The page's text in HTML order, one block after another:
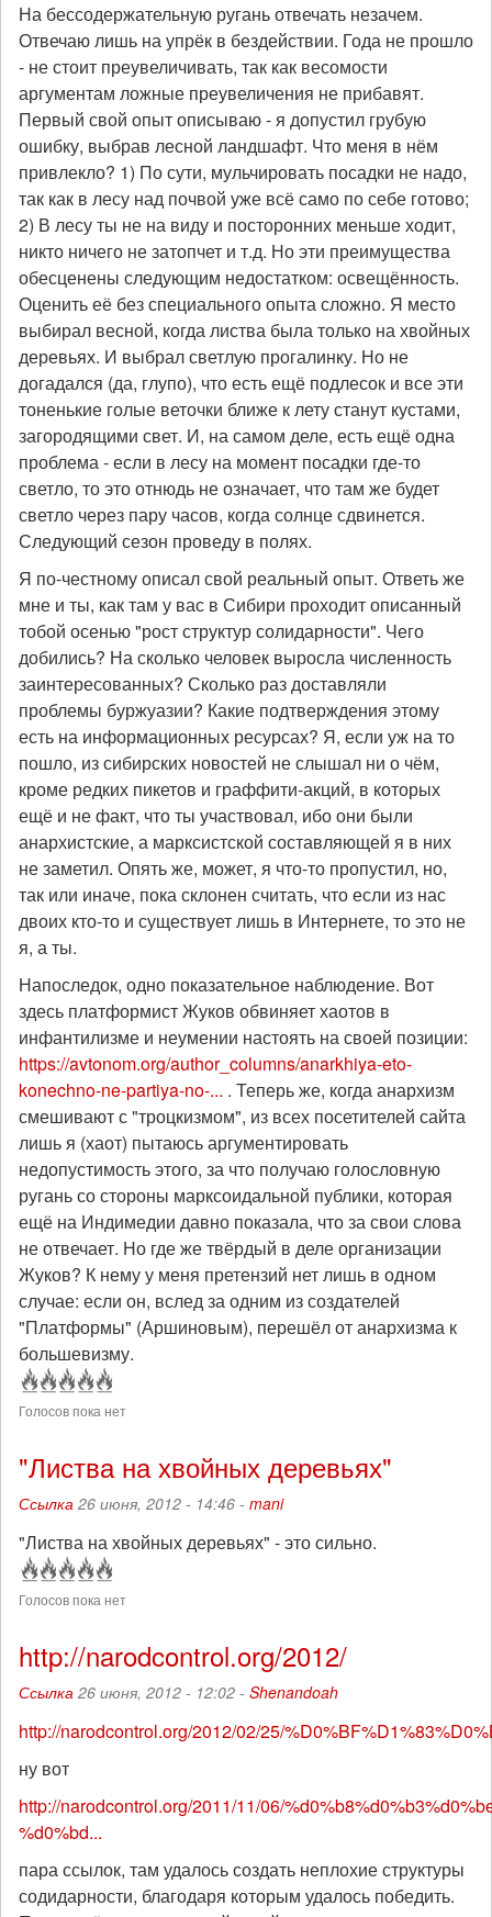
На бессодержательную ругань отвечать незачем.
Отвечаю лишь на упрёк в бездействии. Года не прошло
- не стоит преувеличивать, так как весомости
аргументам ложные преувеличения не прибавят.
Первый свой опыт описываю - я допустил грубую
ошибку, выбрав лесной ландшафт. Что меня в нём
привлекло? 1) По сути, мульчировать посадки не надо,
так как в лесу над почвой уже всё само по себе готово;
2) В лесу ты не на виду и посторонних меньше ходит,
никто ничего не затопчет и т.д. Но эти преимущества
обесценены следующим недостатком: освещённость.
Оценить её без специального опыта сложно. Я место
выбирал весной, когда листва была только на хвойных
деревьях. И выбрал светлую прогалинку. Но не
догадался (да, глупо), что есть ещё подлесок и все эти
тоненькие голые веточки ближе к лету станут кустами,
загородящими свет. И, на самом деле, есть ещё одна
проблема - если в лесу на момент посадки где-то
светло, то это отнюдь не означает, что там же будет
светло через пару часов, когда солнце сдвинется.
Следующий сезон проведу в полях.
Я по-честному описал свой реальный опыт. Ответь же
мне и ты, как там у вас в Сибири проходит описанный
тобой осенью "рост структур солидарности". Чего
добились? На сколько человек выросла численность
заинтересованных? Сколько раз доставляли
проблемы буржуазии? Какие подтверждения этому
есть на информационных ресурсах? Я, если уж на то
пошло, из сибирских новостей не слышал ни о чём,
кроме редких пикетов и граффити-акций, в которых
ещё и не факт, что ты участвовал, ибо они были
анархистские, а марксистской составляющей я в них
не заметил. Опять же, может, я что-то пропустил, но,
так или иначе, пока склонен считать, что если из нас
двоих кто-то и существует лишь в Интернете, то это не
я, а ты.
Напоследок, одно показательное наблюдение. Вот
здесь платформист Жуков обвиняет хаотов в
инфантилизме и неумении настоять на своей позиции:
https://avtonom.org/author_columns/anarkhiya-eto-
konechno-ne-partiya-no-... . Теперь же, когда анархизм
смешивают с "троцкизмом", из всех посетителей сайта
лишь я (хаот) пытаюсь аргументировать
недопустимость этого, за что получаю голословную
ругань со стороны марксоидальной публики, которая
ещё на Индимедии давно показала, что за свои слова
не отвечает. Но где же твёрдый в деле организации
Жуков? К нему у меня претензий нет лишь в одном
случае: если он, вслед за одним из создателей
"Платформы" (Аршиновым), перешёл от анархизма к
большевизму.
Голосов пока нет
"Листва на хвойных деревьях"
Ссылка 26 июня, 2012 - 14:46 - mani
"Листва на хвойных деревьях" - это сильно.
Голосов пока нет
http://narodcontrol.org/2012/
Ссылка 26 июня, 2012 - 12:02 - Shenandoah
http://narodcontrol.org/2012/02/25/
ну вот
http://narodcontrol.org/2011/11/06/
%d0%bd...
пара ссылок, там удалось создать неплохие структуры
содидарности, благодаря которым удалось победить.